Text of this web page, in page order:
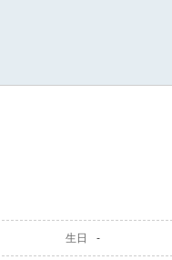
生日 -